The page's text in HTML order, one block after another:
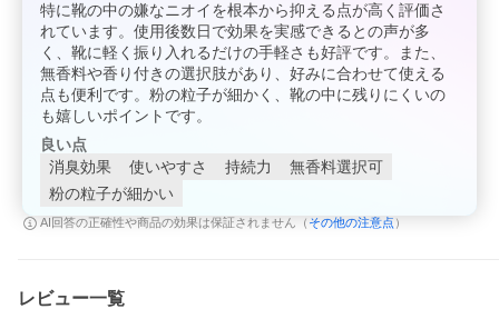
商品説明
●グランズレメディ(ニュージランド直輸入 海外正規品) 50g
環境先進国・ニュージーランド生まれの足用除菌・足用消臭パウ
ダーです。天然由来の安心・強力な除菌・消臭効果で、足のイヤ
な臭いの元となるバクテリアを根源から除去！効果は長期間持続
します。
※専用スプーンは並行輸入品のため、透明タイプではなく、乳白
色タイプが付属されます。
安心なQRコード付き。QRコードを読み込むとグランズレメディ
のホームページから製造日や使用方法などが確認できます。
ーアル前の商品にはQRコードが付いておりませんのでご了承下さ
成分：酸化亜鉛（顔料、紫外線散乱剤） ウンデシレン酸亜鉛（抗
特に靴の中の嫌なニオイを根本から抑える点が高く評価さ
れています。使用後数日で効果を実感できるとの声が多
く、靴に軽く振り入れるだけの手軽さも好評です。また、
無香料や香り付きの選択肢があり、好みに合わせて使える
点も便利です。粉の粒子が細かく、靴の中に残りにくいの
も嬉しいポイントです。
良い点
消臭効果
使いやすさ 持続力
無香料選択可
粉の粒子が細かい
AI回答の正確性や商品の効果は保証されません（ その他の注意点 ）
レビュー一覧